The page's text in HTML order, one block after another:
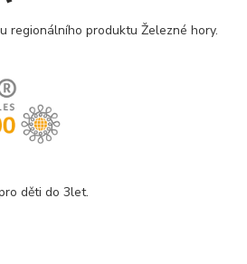
regionálního produktu Železné hory.
děti do 3let.